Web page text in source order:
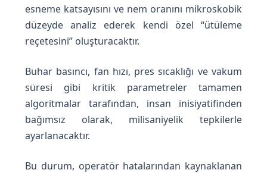
esneme katsayısını ve nem oranını mikroskobik
düzeyde analiz ederek kendi özel “ütüleme
reçetesini” oluşturacaktır.
Buhar basıncı, fan hızı, pres sıcaklığı ve vakum
süresi gibi kritik parametreler tamamen
algoritmalar tarafından, insan inisiyatifinden
bağımsız olarak, milisaniyelik tepkilerle
ayarlanacaktır.
Bu durum, operatör hatalarından kaynaklanan